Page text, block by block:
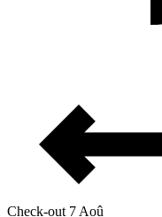
Check-out 7 Aoû